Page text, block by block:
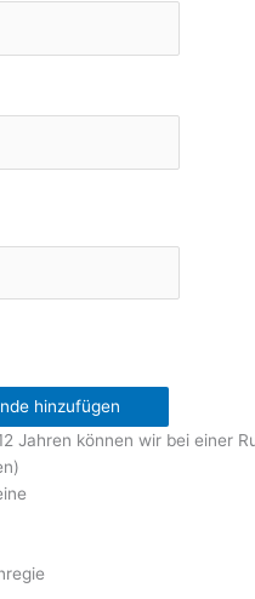
hinzufügen
Jahren können wir bei einer